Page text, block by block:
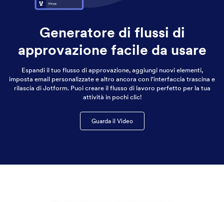
Generatore di flussi di
approvazione facile da usare
Espandi il tuo flusso di approvazione, aggiungi nuovi elementi,
imposta email personalizzate e altro ancora con l'interfaccia trascina e
rilascia di Jotform. Puoi creare il flusso di lavoro perfetto per la tua
attività in pochi clic!
Guarda il Video